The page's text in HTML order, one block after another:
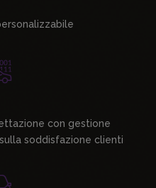
con gestione
soddisfazione clienti